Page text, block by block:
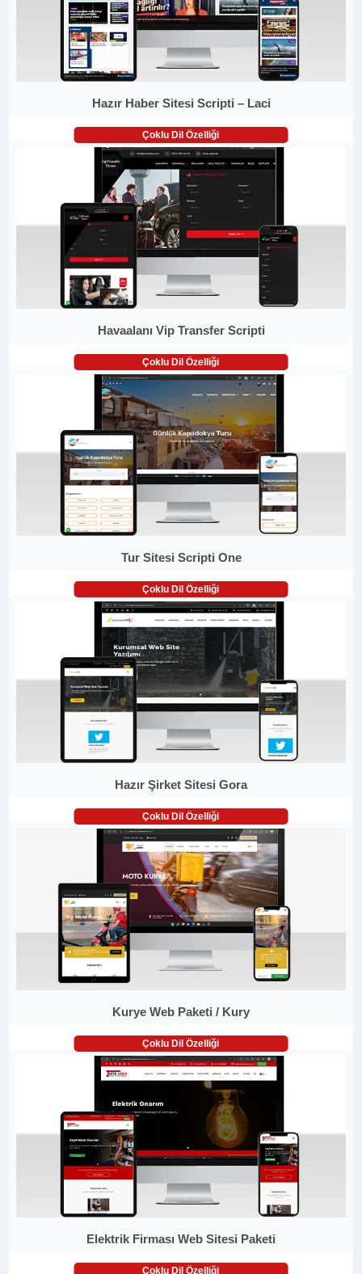
Hazır Haber Sitesi Scripti – Laci
Çoklu Dil Özelliği
Havaalanı Vip Transfer Scripti
Çoklu Dil Özelliği
Tur Sitesi Scripti One
Çoklu Dil Özelliği
Hazır Şirket Sitesi Gora
Çoklu Dil Özelliği
Kurye Web Paketi / Kury
Çoklu Dil Özelliği
Elektrik Firması Web Sitesi Paketi
Çoklu Dil Özelliği